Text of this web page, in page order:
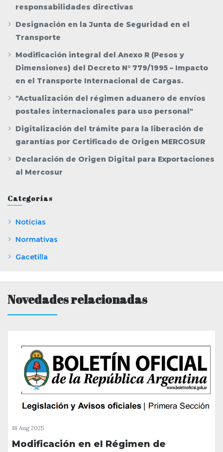
responsabilidades directivas
Designación en la Junta de Seguridad en el
Transporte
Modificación integral del Anexo R (Pesos y
Dimensiones) del Decreto N° 779/1995 – Impacto
en el Transporte Internacional de Cargas.
"Actualización del régimen aduanero de envíos
postales internacionales para uso personal"
Digitalización del trámite para la liberación de
garantías por Certificado de Origen MERCOSUR
Declaración de Origen Digital para Exportaciones
al Mercosur
Categorías
Noticias
Normativas
Gacetilla
Novedades relacionadas
18 Aug 2025
Modificación en el Régimen de